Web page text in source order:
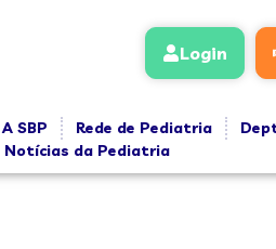
Login
A SBP Rede de Pediatria
Notícias da Pediatria